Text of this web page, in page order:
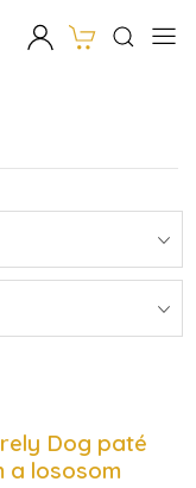
Dog paté
a lososom